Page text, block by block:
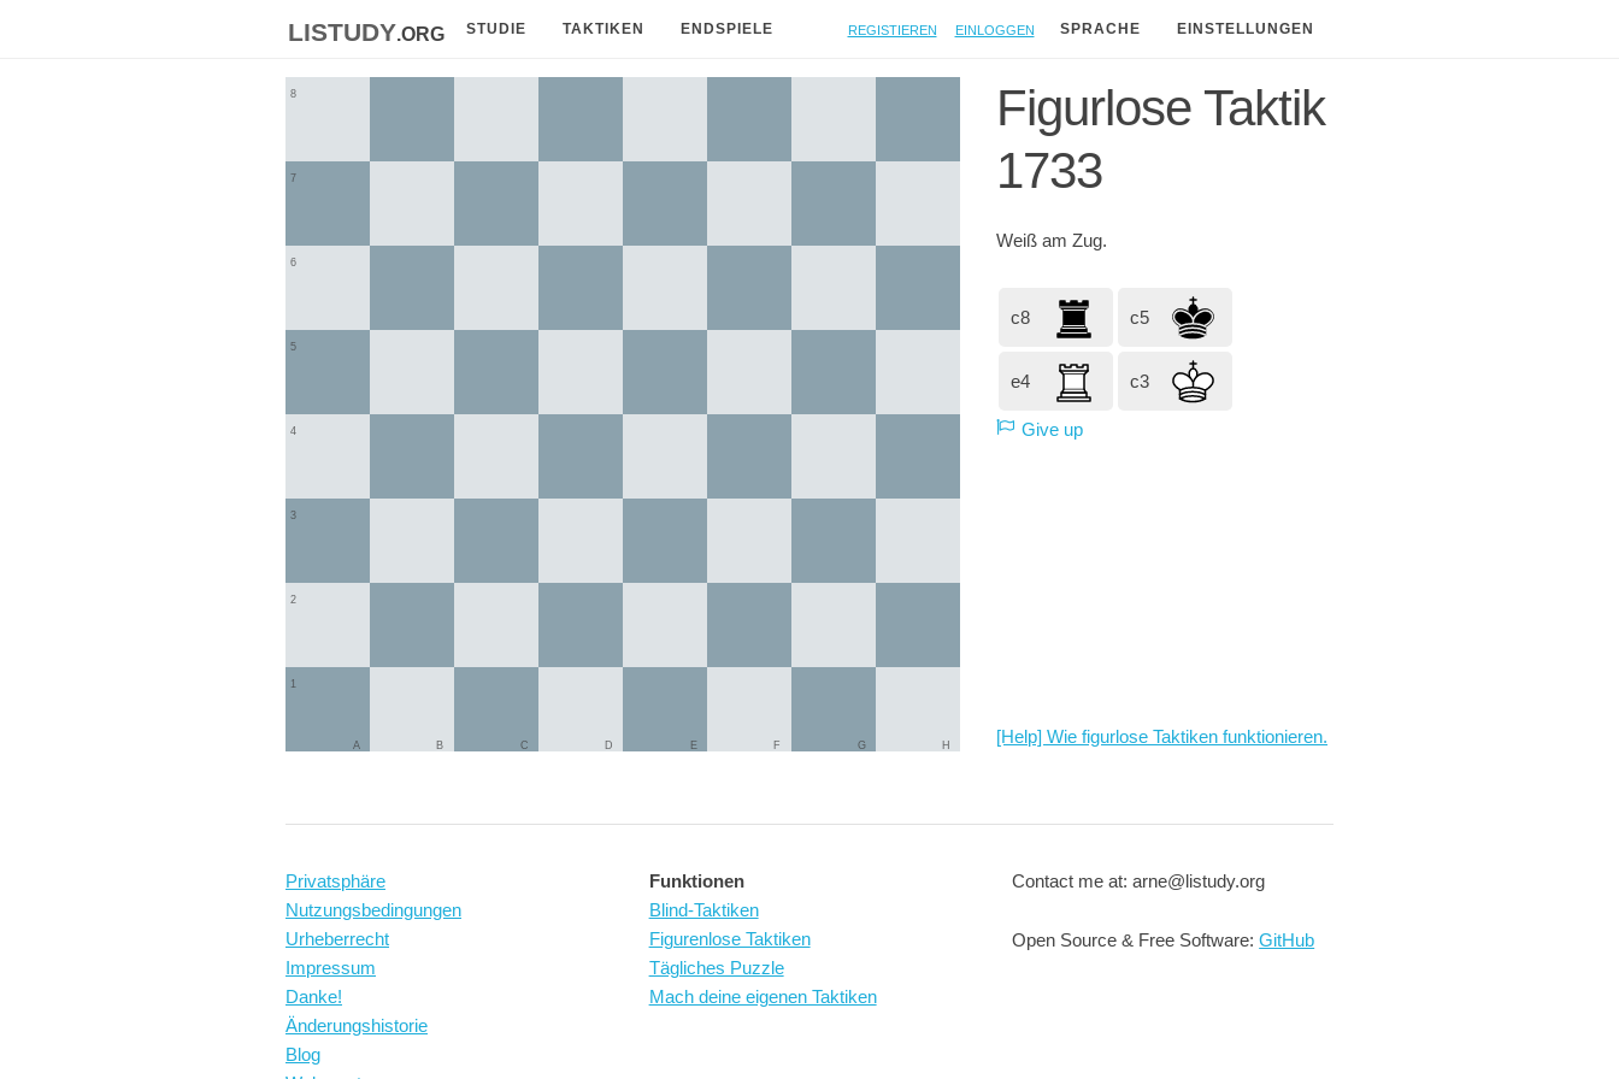
listudy.org STUDIE TAKTIKEN ENDSPIELE Registieren Einloggen SPRACHE EINSTELLUNGEN
1
2
3
4
5
6
7
8
A B C D E F G H
Figurlose Taktik
1733
Weiß am Zug.
c8 c5
e4 c3
Give up
[Help] Wie figurlose Taktiken funktionieren.
Privatsphäre
Nutzungsbedingungen
Urheberrecht
Impressum
Danke!
Änderungshistorie
Blog
Funktionen
Blind-Taktiken
Figurenlose Taktiken
Tägliches Puzzle
Mach deine eigenen Taktiken
Contact me at: arne@listudy.org
Open Source & Free Software:GitHub